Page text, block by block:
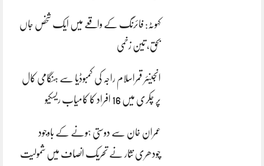
کہوٹہ: فائرنگ کے واقعے میں ایک شخص جاں
بحق، تین زخمی
انجینئر قمراسلام راجہ کی کمبوڈیا سے ہنگامی کال
پر چکری میں 16 افراد کا کامیاب ریسکیو
عمران خان سے دوستی ہونے کے باوجود
چودھری نثار نے تحریک انصاف میں شمولیت